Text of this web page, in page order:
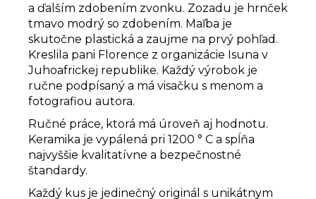
a ďalším zdobením zvonku. Zozadu je hrnček
tmavo modrý so zdobením. Maľba je
skutočne plastická a zaujme na prvý pohľad.
Kreslila pani Florence z organizácie Isuna v
Juhoafrickej republike. Každý výrobok je
ručne podpísaný a má visačku s menom a
fotografiou autora.
Ručné práce, ktorá má úroveň aj hodnotu.
Keramika je vypálená pri 1200 ° C a spĺňa
najvyššie kvalitatívne a bezpečnostné
štandardy.
Každý kus je jedinečný originál s unikátnym